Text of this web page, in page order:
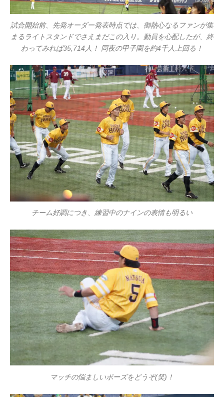
試合開始前、先発オーダー発表時点では、御熱心なるファンが集
まるライトスタンドでさえまだこの入り。動員を心配したが、終
わってみれば35,714人！ 同夜の甲子園を約4千人上回る！
チーム好調につき、練習中のナインの表情も明るい
マッチの悩ましいポーズをどうぞ(笑)！